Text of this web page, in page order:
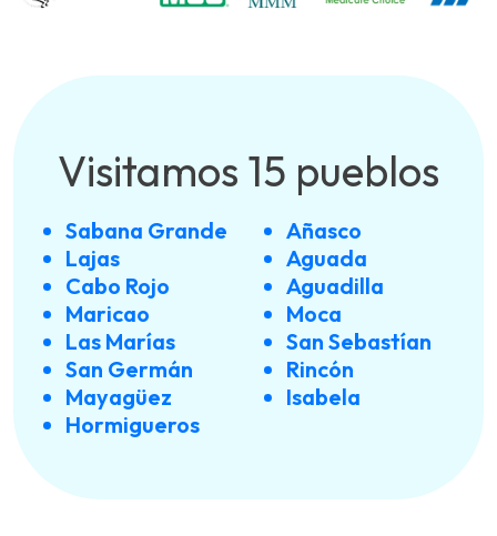
Visitamos 15 pueblos
Sabana Grande
Lajas
Cabo Rojo
Maricao
Las Marías
San Germán
Mayagüez
Hormigueros
Añasco
Aguada
Aguadilla
Moca
San Sebastían
Rincón
Isabela